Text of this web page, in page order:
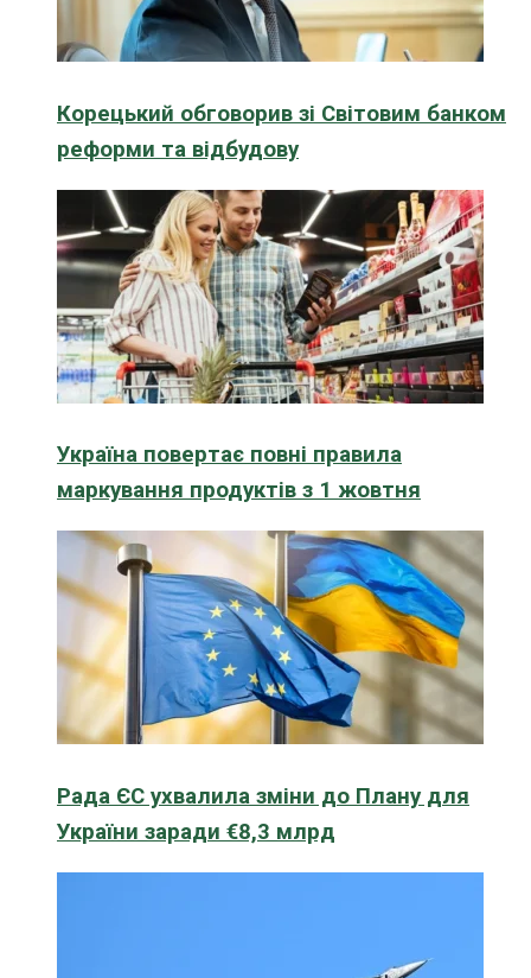
Корецький обговорив зі Світовим банком
реформи та відбудову
Україна повертає повні правила
маркування продуктів з 1 жовтня
Рада ЄС ухвалила зміни до Плану для
України заради €8,3 млрд